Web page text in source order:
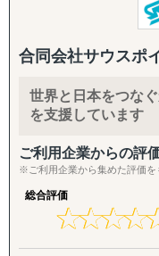
進出後に必ず直面す
要各国に常駐するメ
トします。
これまでの支援歴は
た。
継続して支援できる体
■ サポート対象国（グ
↳ ASEAN主要国：タ
合同会社サウスポ
世界と日本をつな
を支援しています
ご利用企業からの評
※ご利用企業から集めた評価を
総合評価
★★★★
★★★★